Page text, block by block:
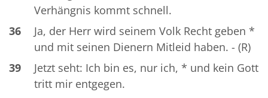
Verhängnis kommt schnell.
36
Ja, der Herr wird seinem Volk Recht geben *
und mit seinen Dienern Mitleid haben. - (R)
39
Jetzt seht: Ich bin es, nur ich, * und kein Gott
tritt mir entgegen.